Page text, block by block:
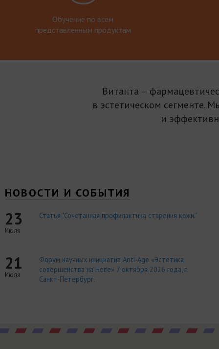
Обучение по всем
представленным продуктам
Витанта —
в эстетическом сегменте.
и
НОВОСТИ И СОБЫТИЯ
23
Июля
Статья "Сочетанная профилактика старения кожи."
21
Июля
Форум научных инициатив Anti-Age «Эстетика
совершенства на Неве» 7 октября 2026 года, г.
Санкт-Петербург.